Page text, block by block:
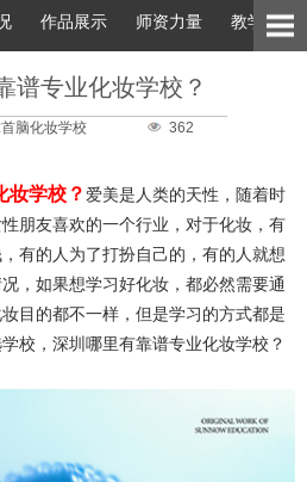
作品展示 师资力量 教学环境
谱专业化妆学校？
脑化妆学校 362
妆学校？ 爱美是人类的天性，随着时
朋友喜欢的一个行业，对于化妆，有
有的人为了打扮自己的，有的人就想
，如果想学习好化妆，都必然需要通
目的都不一样，但是学习的方式都是
校，深圳哪里有靠谱专业化妆学校？